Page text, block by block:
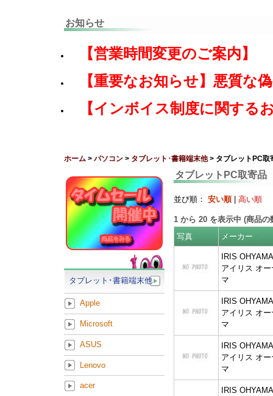
お知らせ
【営業時間変更のご案内】
【重要なお知らせ】悪質な
【インボイス制度に関する
ホーム > パソコン > タブレット･書籍端末他> タブレットPC取
タブレットPC取寄品
並び順： 安い順| 高い順
1 から 20 を表示中 (商品
写真
メーカー
IRIS
アイリス オー
マ
IRIS
アイリス オー
マ
IRIS
アイリス オー
マ
IRIS
タブレット･書籍端末他
Apple
Microsoft
ASUS
Lenovo
acer